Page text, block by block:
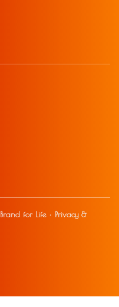
Brand for Life• Privacy &